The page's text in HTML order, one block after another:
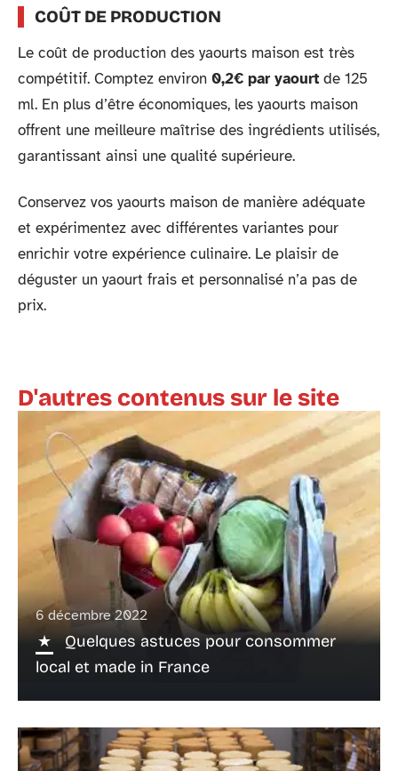
COÛT DE PRODUCTION
Le coût de production des yaourts maison est très
compétitif. Comptez environ 0,2€ par yaourt de 125
ml. En plus d’être économiques, les yaourts maison
offrent une meilleure maîtrise des ingrédients utilisés,
garantissant ainsi une qualité supérieure.
Conservez vos yaourts maison de manière adéquate
et expérimentez avec différentes variantes pour
enrichir votre expérience culinaire. Le plaisir de
déguster un yaourt frais et personnalisé n’a pas de
prix.
D'autres contenus sur le site
6 décembre 2022
Quelques astuces pour consommer
local et made in France